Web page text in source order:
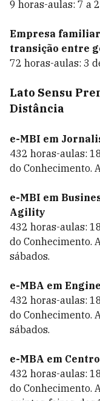
9 horas-aulas: 7 a
Empresa
transição entre
72 horas-aulas: 3
Lato Sensu
Distância
e-MBI em
432 horas-aulas:
do Conhecimento.
e-MBI em
Agility
432 horas-aulas:
do Conhecimento.
sábados.
e-MBA em
432 horas-aulas:
do Conhecimento.
sábados.
e-MBA em
432 horas-aulas:
do Conhecimento.